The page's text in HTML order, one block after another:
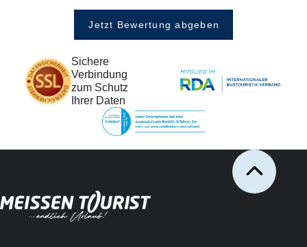
Jetzt Bewertung abgeben
Sichere
Verbindung
zum Schutz
Ihrer Daten